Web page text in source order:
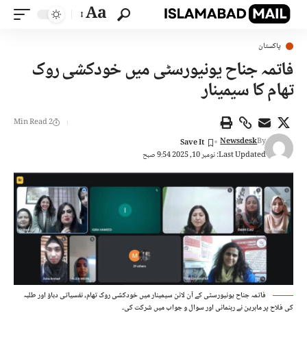
Aa
پاکستان
فاتمہ جناح یونیورسٹی میں خودکشی روک
تھام کا سیمینار
Last Updated: نومبر 10, 2025 9:54 صبح
By
Newsdesk
2 Min Read
فاتمہ جناح یونیورسٹی کے آن لائن سیمینار میں خودکشی روک تھام، نفسیاتی دباؤ اور طلبہ
کی فلاح پر ماہرین نے رہنمائی اور سوال و جواب میں شرکت کی۔